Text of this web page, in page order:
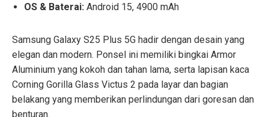
OS & Baterai: Android 15, 4900 mAh
Samsung Galaxy S25 Plus 5G hadir dengan desain yang
elegan dan modern. Ponsel ini memiliki bingkai Armor
Aluminium yang kokoh dan tahan lama, serta lapisan kaca
Corning Gorilla Glass Victus 2 pada layar dan bagian
belakang yang memberikan perlindungan dari goresan dan
benturan.